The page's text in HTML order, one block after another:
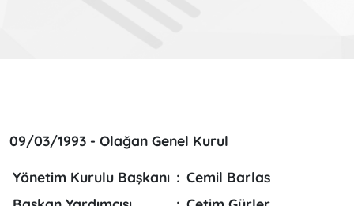
09/03/1993 - Olağan Genel Kurul
Yönetim Kurulu Başkanı : Cemil Barlas